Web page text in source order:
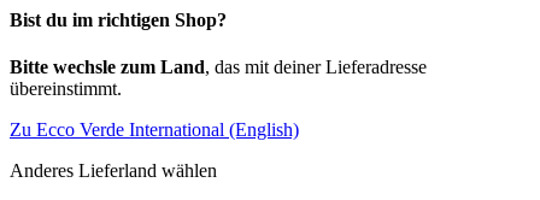
Bist du im richtigen Shop?
Bitte wechsle zum Land, das mit deiner Lieferadresse
übereinstimmt.
Zu Ecco Verde International (English)
Anderes Lieferland wählen